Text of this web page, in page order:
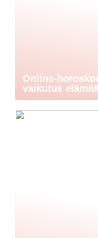
Online-
vaikutus